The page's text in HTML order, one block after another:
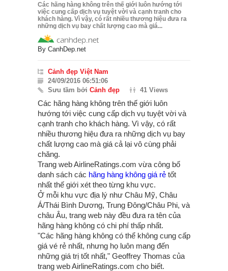
Các hãng hàng không trên thế giới luôn hướng tới
việc cung cấp dịch vụ tuyệt vời và cạnh tranh cho
khách hàng. Vì vậy, có rất nhiều thương hiệu đưa ra
những dịch vụ bay chất lượng cao mà giá...
By CanhDep.net
Cảnh đẹp Việt Nam
24/09/2016 06:51:06
Sưu tầm bởi Cảnh đẹp 41 Views
Các hãng hàng không trên thế giới luôn
hướng tới việc cung cấp dịch vụ tuyệt vời và
cạnh tranh cho khách hàng. Vì vậy, có rất
nhiều thương hiệu đưa ra những dịch vụ bay
chất lượng cao mà giá cả lại vô cùng phải
chăng.
Trang web AirlineRatings.com vừa công bố
danh sách các hãng hàng không giá rẻ tốt
nhất thế giới xét theo từng khu vực.
Ở mỗi khu vực địa lý như Châu Mỹ, Châu
Á/Thái Bình Dương, Trung Đông/Châu Phi, và
châu Âu, trang web này đều đưa ra tên của
hãng hàng không có chi phí thấp nhất.
"Các hãng hàng không có thể không cung cấp
giá vé rẻ nhất, nhưng họ luôn mang đến
những giá trị tốt nhất," Geoffrey Thomas của
trang web AirlineRatings.com cho biết.